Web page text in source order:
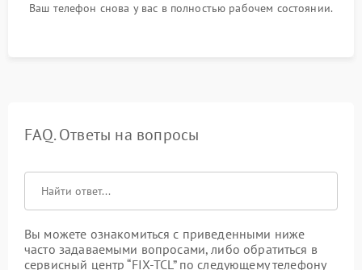
Ваш телефон снова у вас в полностью рабочем состоянии.
FAQ. Ответы на вопросы
Вы можете ознакомиться с приведенными ниже
часто задаваемыми вопросами, либо обратиться в
сервисный центр “FIX-TCL” по следующему телефону